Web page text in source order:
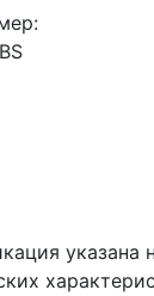
указана